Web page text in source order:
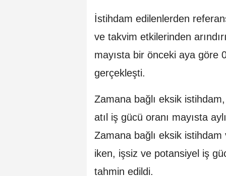
İstihdam edilenlerden
ve takvim etkilerinden
mayısta bir önceki aya göre
gerçekleşti.
Zamana bağlı eksik
atıl iş gücü oranı mayısta
Zamana bağlı eksik
iken, işsiz ve potansiyel iş
tahmin edildi.